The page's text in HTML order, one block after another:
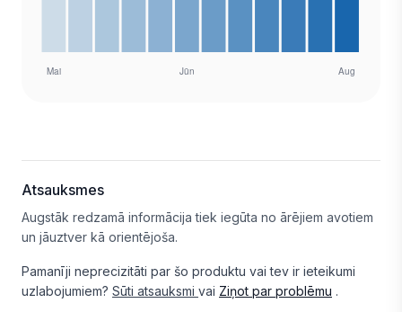
Atsauksmes
Augstāk redzamā informācija tiek iegūta no ārējiem avotiem
un jāuztver kā orientējoša.
Pamanīji neprecizitāti par šo produktu vai tev ir ieteikumi
uzlabojumiem? Sūti atsauksmi vai Ziņot par problēmu .